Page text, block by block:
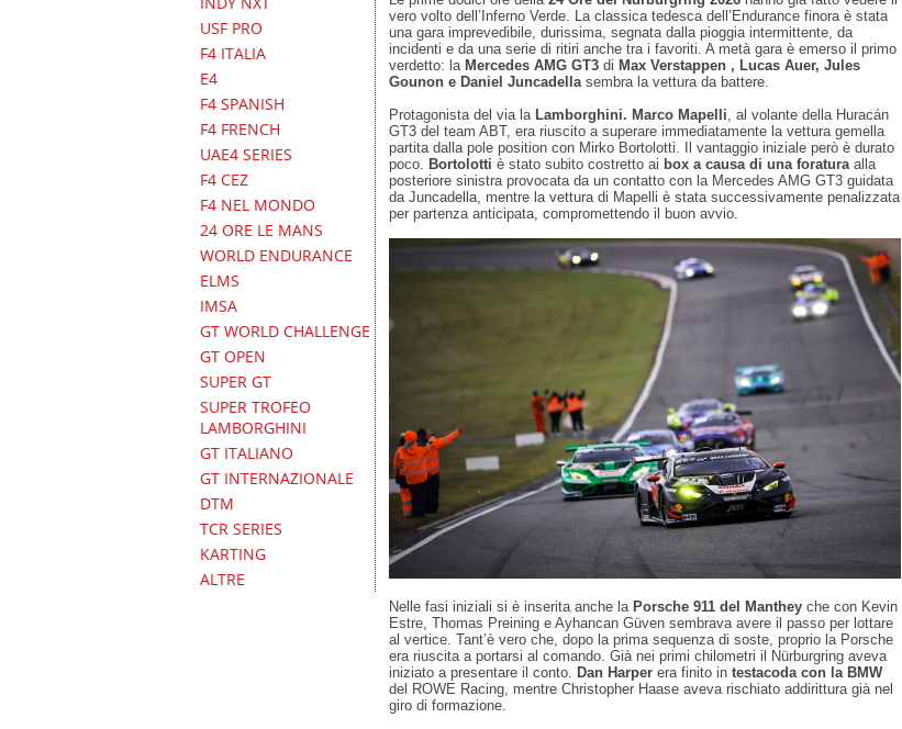
USF PRO
F4 ITALIA
E4
F4 SPANISH
F4 FRENCH
UAE4 SERIES
F4 CEZ
F4 NEL MONDO
24 ORE LE MANS
WORLD ENDURANCE
ELMS
IMSA
GT WORLD CHALLENGE
GT OPEN
SUPER GT
SUPER TROFEO
LAMBORGHINI
GT ITALIANO
GT INTERNAZIONALE
DTM
TCR SERIES
KARTING
ALTRE
vero volto dell’Inferno Verde. La classica tedesca dell’Endurance finora è stata
una gara imprevedibile, durissima, segnata dalla pioggia intermittente, da
incidenti e da una serie di ritiri anche tra i favoriti. A metà gara è emerso il primo
verdetto: la Mercedes AMG GT3 di Max Verstappen , Lucas Auer, Jules
Gounon e Daniel Juncadella sembra la vettura da battere.
Protagonista del via la Lamborghini. Marco Mapelli , al volante della Huracán
GT3 del team ABT, era riuscito a superare immediatamente la vettura gemella
partita dalla pole position con Mirko Bortolotti. Il vantaggio iniziale però è durato
poco. Bortolotti è stato subito costretto ai box a causa di una foratura alla
posteriore sinistra provocata da un contatto con la Mercedes AMG GT3 guidata
da Juncadella, mentre la vettura di Mapelli è stata successivamente penalizzata
per partenza anticipata, compromettendo il buon avvio.
Nelle fasi iniziali si è inserita anche la Porsche 911 del Manthey che con Kevin
Estre, Thomas Preining e Ayhancan Güven sembrava avere il passo per lottare
al vertice. Tant’è vero che, dopo la prima sequenza di soste, proprio la Porsche
era riuscita a portarsi al comando. Già nei primi chilometri il Nürburgring aveva
iniziato a presentare il conto. Dan Harper era finito in testacoda con la BMW
del ROWE Racing, mentre Christopher Haase aveva rischiato addirittura già nel
giro di formazione.